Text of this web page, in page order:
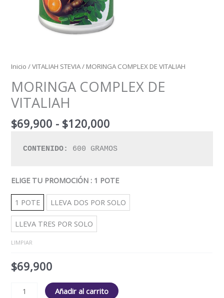
Inicio /VITALIAH STEVIA/ MORINGA COMPLEX DE VITALIAH
MORINGA COMPLEX DE
VITALIAH
$69,900 - $120,000
CONTENIDO: 600 GRAMOS
ELIGE TU PROMOCIÓN : 1 POTE
1 POTE LLEVA DOS POR SOLO
LLEVA TRES POR SOLO
LIMPIAR
$69,900
Añadir al carrito